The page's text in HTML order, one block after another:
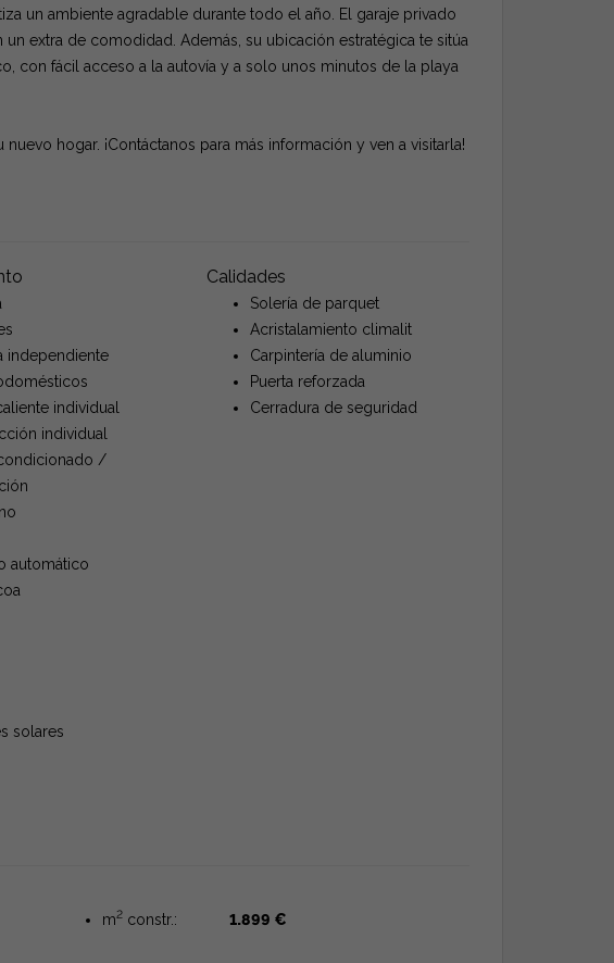
un ambiente agradable durante todo el año. El garaje privado
extra de comodidad. Además, su ubicación estratégica te sitúa
con fácil acceso a la autovía y a solo unos minutos de la playa
hogar. ¡Contáctanos para más información y ven a visitarla!
independiente
individual
individual
/
automático
solares
Calidades
Solería de parquet
Acristalamiento climalit
Carpintería de aluminio
Puerta reforzada
Cerradura de seguridad
m2 constr.: 1.899 €